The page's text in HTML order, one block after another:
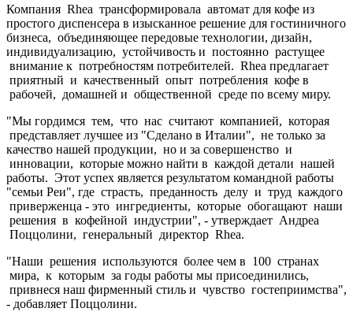
Компания Rhea трансформировала автомат для кофе из
простого диспенсера в изысканное решение для гостиничного
бизнеса, объединяющее передовые технологии, дизайн,
индивидуализацию, устойчивость и постоянно растущее
внимание к потребностям потребителей. Rhea предлагает
приятный и качественный опыт потребления кофе в
рабочей, домашней и общественной среде по всему миру.
"Мы гордимся тем, что нас считают компанией, которая
представляет лучшее из "Сделано в Италии", не только за
качество нашей продукции, но и за совершенство и
инновации, которые можно найти в каждой детали нашей
работы. Этот успех является результатом командной работы
"семьи Реи", где страсть, преданность делу и труд каждого
приверженца - это ингредиенты, которые обогащают наши
решения в кофейной индустрии", - утверждает Андреа
Поццолини, генеральный директор Rhea.
"Наши решения используются более чем в 100 странах
мира, к которым за годы работы мы присоединились,
привнеся наш фирменный стиль и чувство гостеприимства",
- добавляет Поццолини.